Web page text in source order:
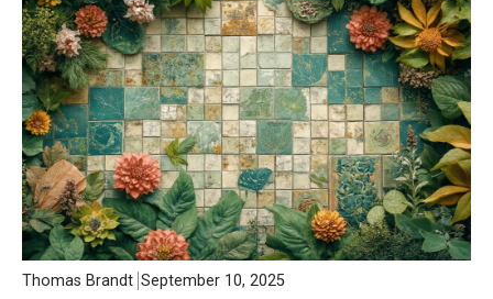
Thomas Brandt September 10, 2025